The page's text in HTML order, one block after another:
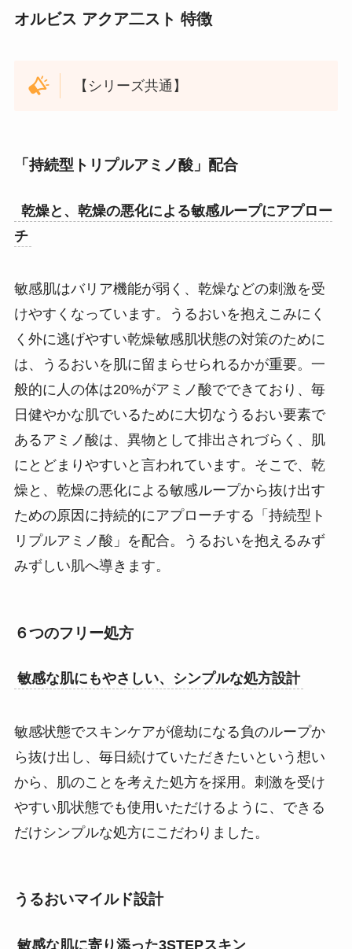
オルビス アクア二スト 特徴
【シリーズ共通】
「持続型トリプルアミノ酸」配合
乾燥と、乾燥の悪化による敏感ループにアプロー
チ
敏感肌はバリア機能が弱く、乾燥などの刺激を受
けやすくなっています。うるおいを抱えこみにく
く外に逃げやすい乾燥敏感肌状態の対策のために
は、うるおいを肌に留まらせられるかが重要。一
般的に人の体は20%がアミノ酸でできており、毎
日健やかな肌でいるために大切なうるおい要素で
あるアミノ酸は、異物として排出されづらく、肌
にとどまりやすいと言われています。そこで、乾
燥と、乾燥の悪化による敏感ループから抜け出す
ための原因に持続的にアプローチする「持続型ト
リプルアミノ酸」を配合。うるおいを抱えるみず
みずしい肌へ導きます。
６つのフリー処方
敏感な肌にもやさしい、シンプルな処方設計
敏感状態でスキンケアが億劫になる負のループか
ら抜け出し、毎日続けていただきたいという想い
から、肌のことを考えた処方を採用。刺激を受け
やすい肌状態でも使用いただけるように、できる
だけシンプルな処方にこだわりました。
うるおいマイルド設計
敏感な肌に寄り添った3STEPスキン